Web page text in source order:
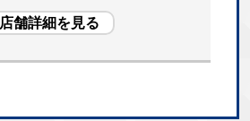
店舗詳細を見る